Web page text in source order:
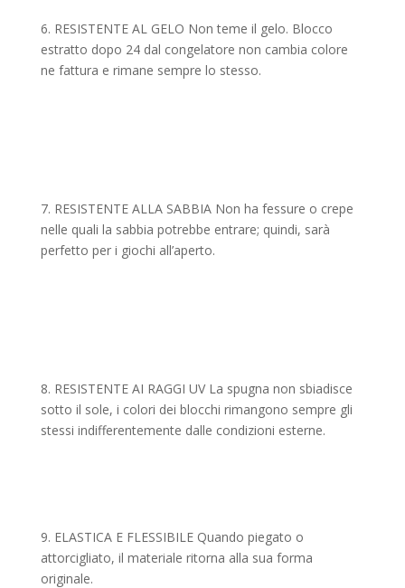
6. RESISTENTE AL GELO Non teme il gelo. Blocco
estratto dopo 24 dal congelatore non cambia colore
ne fattura e rimane sempre lo stesso.
7. RESISTENTE ALLA SABBIA Non ha fessure o crepe
nelle quali la sabbia potrebbe entrare; quindi, sarà
perfetto per i giochi all’aperto.
8. RESISTENTE AI RAGGI UV La spugna non sbiadisce
sotto il sole, i colori dei blocchi rimangono sempre gli
stessi indifferentemente dalle condizioni esterne.
9. ELASTICA E FLESSIBILE Quando piegato o
attorcigliato, il materiale ritorna alla sua forma
originale.